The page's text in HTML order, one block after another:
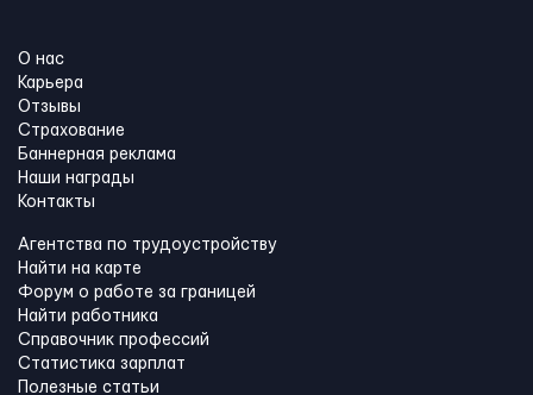
О нас
Карьера
Отзывы
Страхование
Баннерная реклама
Наши награды
Контакты
Агентства по трудоустройству
Найти на карте
Форум о работе за границей
Найти работника
Справочник профессий
Статистика зарплат
Полезные статьи